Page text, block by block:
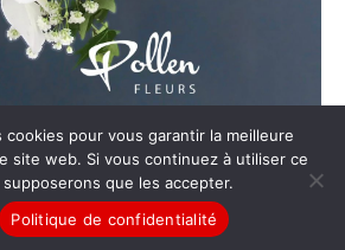
légales|Conditions générales de vente
cookies pour vous garantir la meilleure
site web. Si vous continuez à utiliser ce
que les accepter.
Politique de confidentialité